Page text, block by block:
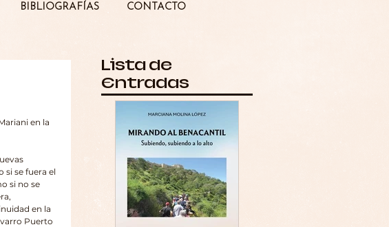
en la
si se fuera el
si no se
en la
Puerto
Lista de
Entradas
BIBLIOGRAFÍAS CONTACTO